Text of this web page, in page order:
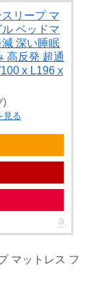
リープ マ
ベッドマ
深い睡眠
高反発 超通
x L196 x
)
見る
マットレス フ